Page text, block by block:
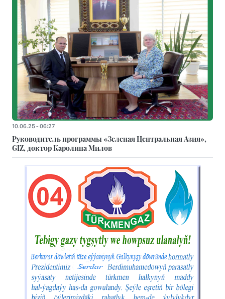
10.06.25 - 06:27
Руководитель программы «Зеленая Центральная Азия»,
GIZ, доктор Каролина Милов